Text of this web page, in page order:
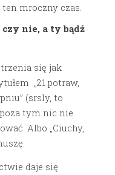
ten mroczny czas.
nie, a ty bądź
się jak
„21 potraw,
(srsly, to
tym nic nie
Albo „Ciuchy,
daje się